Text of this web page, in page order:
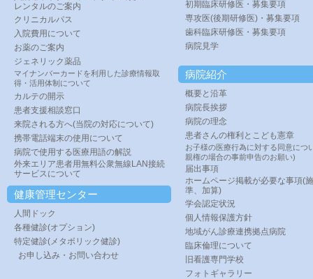
レンタルのご案内
クリニカルパス
入院費用について
お薬のご案内
ジェネリック薬品
マイナンバーカードを利用した診療情報取
得・活用体制について
カルテの開示
患者支援相談窓口
来院される方へ(当院の対応について)
携帯電話端末の使用について
病院で使用する医療用語の解説
外来エリア患者用無料公衆無線LAN接続
サービスについて
健康管理センター
人間ドック
各種健診(オプション)
特定健診(メタボリック健診)
お申し込み・お問い合わせ
初期臨床研修医・募集要項
専攻医(後期研修医)・募集要項
歯科臨床研修医・募集要項
病院見学
病院紹介
概要と沿革
病院長挨拶
病院の理念
患者さんの権利とこども憲章
お子様の医療行為に対する同意につ
親権の場合の事前申告のお願い)
届出事項
ホームページ掲載が必要な事項(
準、加算)
学会認定状況
個人情報保護方針
地域がん診療連携拠点病院
臨床倫理について
旧看護専門学校
フォトギャラリー